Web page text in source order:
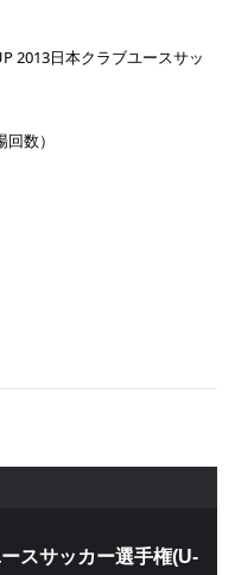
2013日本クラブユースサッ
数）
スサッカー選手権(U-